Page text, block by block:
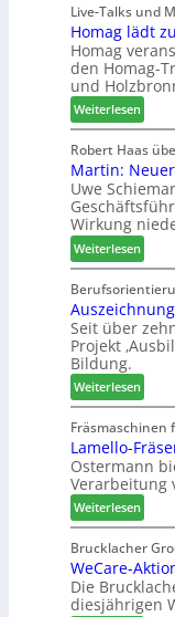
l
l
e
n
a
u
e
f
ü
r
W
e
m
h
ö
n
e
r
c
h
e
n
s
t
a
u
r
a
u
m
-
S
o
r
t
i
m
e
n
t
Live-Talks und
Homag lädt
Homag
den Homag-
und
Weiterlesen:
H
o
m
a
g
l
ä
d
t
z
u
m
r
e
f
f
e
i
n
Robert Haas
Martin:
Uwe
Wirkung
Weiterlesen:
M
a
r
t
i
:
N
e
u
e
r
G
e
s
c
h
ä
Seit über
Projekt
Bildung.
Weiterlesen:
A
u
s
z
e
i
c
h
n
u
n
Fräsmaschinen
Lamello-
Ostermann
Verarbeitung
Weiterlesen:
L
a
m
e
l
Brucklacher
WeCare-
Die
diesjährigen